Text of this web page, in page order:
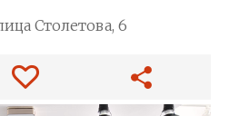
Столетова, 6